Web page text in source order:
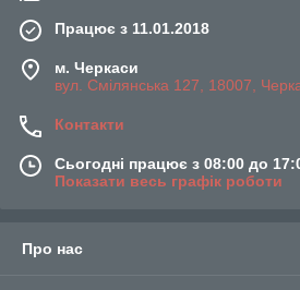
Працює з 11.01.2018
м. Черкаси
вул. Смілянська 127, 18007,
Контакти
Сьогодні працює з 08:00 до
Показати весь графік роботи
Про нас